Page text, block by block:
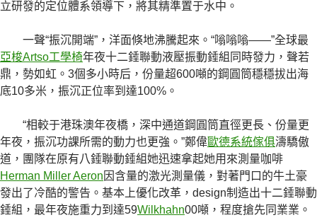
立研發的定位體系領導下，將其精準置于水中。
一聲“振沉開端”，洋面倏地沸騰起來。“嗡嗡嗡——”全球最
亞梭Artso工學椅年夜十二錘聯動液壓振動錘組同時發力，聲若
鼎，勢如虹。3個多小時后，份量超600噸的鋼圓筒穩穩拔出海
底10多米，振沉正位率到達100%。
“相較于港珠澳年夜橋，深中通道鋼圓筒直徑更長、份量更
年夜，振沉功課所需的動力也更強。”鄭偉歐德系統傢俱濤驕傲
道，團隊在原有八錘聯動錘組她迅速拿起她用來測量咖啡
Herman Miller Aeron 因含量的激光測量儀，對著門口的牛土豪
發出了冷酷的警告。基本上優化改革，design制造出十二錘聯動
錘組，最年夜施重力到達59Wilkhahn00噸，程度搶先同業業。